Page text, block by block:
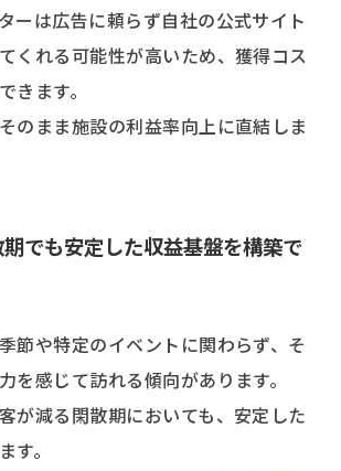
ーは広告に頼らず自社の公式サイト
くれる可能性が高いため、獲得コス
きます。
のまま施設の利益率向上に直結しま
でも安定した収益基盤を構築で
節や特定のイベントに関わらず、そ
を感じて訪れる傾向があります。
が減る閑散期においても、安定した
す。